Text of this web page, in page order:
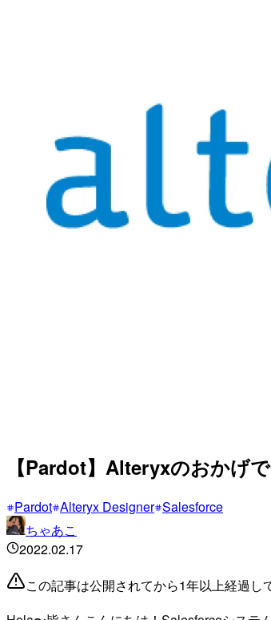
【Pardot】Alteryxのおかげ
Pardot Alteryx Designer Salesforce
ちゃあこ
2022.02.17
この記事は公開されてから1年以上経過し